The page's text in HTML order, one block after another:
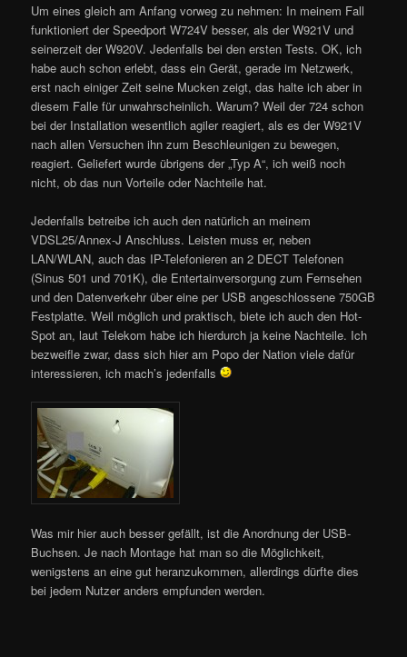
Um eines gleich am Anfang vorweg zu nehmen: In meinem Fall
funktioniert der Speedport W724V besser, als der W921V und
seinerzeit der W920V. Jedenfalls bei den ersten Tests. OK, ich
habe auch schon erlebt, dass ein Gerät, gerade im Netzwerk,
erst nach einiger Zeit seine Mucken zeigt, das halte ich aber in
diesem Falle für unwahrscheinlich. Warum? Weil der 724 schon
bei der Installation wesentlich agiler reagiert, als es der W921V
nach allen Versuchen ihn zum Beschleunigen zu bewegen,
reagiert. Geliefert wurde übrigens der „Typ A“, ich weiß noch
nicht, ob das nun Vorteile oder Nachteile hat.
Jedenfalls betreibe ich auch den natürlich an meinem
VDSL25/Annex-J Anschluss. Leisten muss er, neben
LAN/WLAN, auch das IP-Telefonieren an 2 DECT Telefonen
(Sinus 501 und 701K), die Entertainversorgung zum Fernsehen
und den Datenverkehr über eine per USB angeschlossene 750GB
Festplatte. Weil möglich und praktisch, biete ich auch den Hot-
Spot an, laut Telekom habe ich hierdurch ja keine Nachteile. Ich
bezweifle zwar, dass sich hier am Popo der Nation viele dafür
interessieren, ich mach’s jedenfalls
Was mir hier auch besser gefällt, ist die Anordnung der USB-
Buchsen. Je nach Montage hat man so die Möglichkeit,
wenigstens an eine gut heranzukommen, allerdings dürfte dies
bei jedem Nutzer anders empfunden werden.